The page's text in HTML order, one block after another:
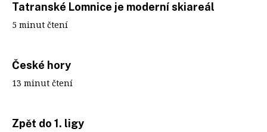
Tatranské Lomnice je moderní skiareál
5 minut čtení
České hory
13 minut čtení
Zpět do 1. ligy